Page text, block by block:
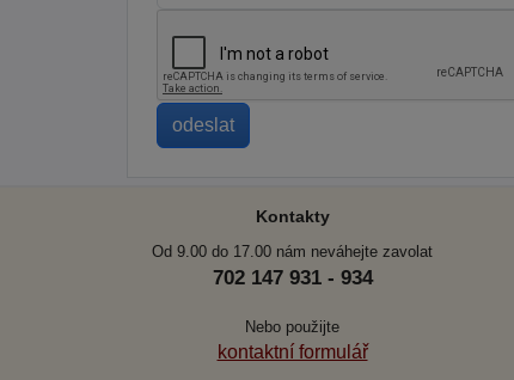
Kontakty
Od 9.00 do 17.00 nám neváhejte zavolat
702 147 931 - 934
Nebo použijte
kontaktní formulář